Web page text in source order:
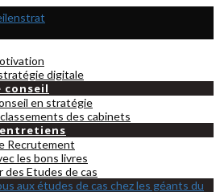
digitale
conseil
en stratégie
des cabinets
Recrutement
les bons livres
des Etudes de cas